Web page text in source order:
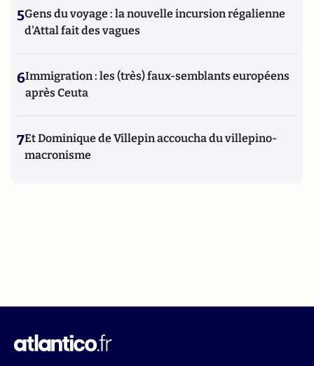
5Gens du voyage : la nouvelle incursion régalienne
d'Attal fait des vagues
6Immigration : les (très) faux-semblants européens
après Ceuta
7Et Dominique de Villepin accoucha du villepino-
macronisme